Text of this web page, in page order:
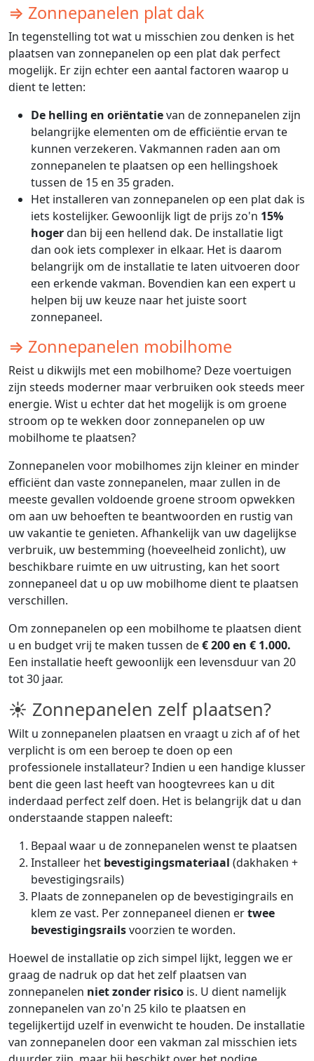
⇒ Zonnepanelen plat dak
In tegenstelling tot wat u misschien zou denken is het
plaatsen van zonnepanelen op een plat dak perfect
mogelijk. Er zijn echter een aantal factoren waarop u
dient te letten:
De helling en oriëntatievan de zonnepanelen zijn
belangrijke elementen om de efficiëntie ervan te
kunnen verzekeren. Vakmannen raden aan om
zonnepanelen te plaatsen op een hellingshoek
tussen de 15 en 35 graden.
Het installeren van zonnepanelen op een plat dak is
iets kostelijker. Gewoonlijk ligt de prijs zo'n 15%
hogerdan bij een hellend dak. De installatie ligt
dan ook iets complexer in elkaar. Het is daarom
belangrijk om de installatie te laten uitvoeren door
een erkende vakman. Bovendien kan een expert u
helpen bij uw keuze naar het juiste soort
zonnepaneel.
⇒ Zonnepanelen mobilhome
Reist u dikwijls met een mobilhome? Deze voertuigen
zijn steeds moderner maar verbruiken ook steeds meer
energie. Wist u echter dat het mogelijk is om groene
stroom op te wekken door zonnepanelen op uw
mobilhome te plaatsen?
Zonnepanelen voor mobilhomes zijn kleiner en minder
efficiënt dan vaste zonnepanelen, maar zullen in de
meeste gevallen voldoende groene stroom opwekken
om aan uw behoeften te beantwoorden en rustig van
uw vakantie te genieten. Afhankelijk van uw dagelijkse
verbruik, uw bestemming (hoeveelheid zonlicht), uw
beschikbare ruimte en uw uitrusting, kan het soort
zonnepaneel dat u op uw mobilhome dient te plaatsen
verschillen.
Om zonnepanelen op een mobilhome te plaatsen dient
u en budget vrij te maken tussen de€ 200 en € 1.000.
Een installatie heeft gewoonlijk een levensduur van 20
tot 30 jaar.
☀ Zonnepanelen zelf plaatsen?
Wilt u zonnepanelen plaatsen en vraagt u zich af of het
verplicht is om een beroep te doen op een
professionele installateur? Indien u een handige klusser
bent die geen last heeft van hoogtevrees kan u dit
inderdaad perfect zelf doen. Het is belangrijk dat u dan
onderstaande stappen naleeft:
Bepaal waar u de zonnepanelen wenst te plaatsen
Installeer het bevestigingsmateriaal (dakhaken +
bevestigingsrails)
Plaats de zonnepanelen op de bevestigingrails en
klem ze vast. Per zonnepaneel dienen ertwee
bevestigingsrailsvoorzien te worden.
Hoewel de installatie op zich simpel lijkt, leggen we er
graag de nadruk op dat het zelf plaatsen van
zonnepanelen niet zonder risico is. U dient namelijk
zonnepanelen van zo'n 25 kilo te plaatsen en
tegelijkertijd uzelf in evenwicht te houden. De installatie
van zonnepanelen door een vakman zal misschien iets